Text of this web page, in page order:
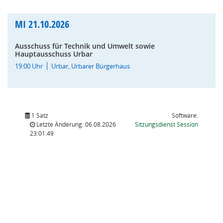
MI 21.10.2026
Ausschuss für Technik und Umwelt sowie
Hauptausschuss Urbar
19:00 Uhr Urbar, Urbarer Bürgerhaus
1 Satz
Letzte Änderung: 06.08.2026
23:01:49
Software:
SitzungsdienstSession(Wird in